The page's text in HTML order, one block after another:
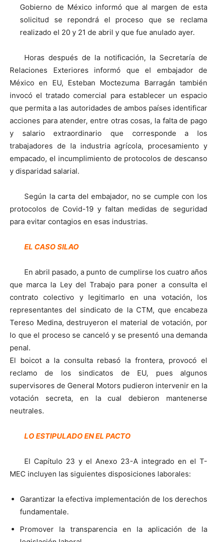
Gobierno de México informó que al margen de esta
solicitud se repondrá el proceso que se reclama
realizado el 20 y 21 de abril y que fue anulado ayer.
Horas después de la notificación, la Secretaría de
Relaciones Exteriores informó que el embajador de
México en EU, Esteban Moctezuma Barragán también
invocó el tratado comercial para establecer un espacio
que permita a las autoridades de ambos países identificar
acciones para atender, entre otras cosas, la falta de pago
y salario extraordinario que corresponde a los
trabajadores de la industria agrícola, procesamiento y
empacado, el incumplimiento de protocolos de descanso
y disparidad salarial.
Según la carta del embajador, no se cumple con los
protocolos de Covid-19 y faltan medidas de seguridad
para evitar contagios en esas industrias.
EL CASO SILAO
En abril pasado, a punto de cumplirse los cuatro años
que marca la Ley del Trabajo para poner a consulta el
contrato colectivo y legitimarlo en una votación, los
representantes del sindicato de la CTM, que encabeza
Tereso Medina, destruyeron el material de votación, por
lo que el proceso se canceló y se presentó una demanda
penal.
El boicot a la consulta rebasó la frontera, provocó el
reclamo de los sindicatos de EU, pues algunos
supervisores de General Motors pudieron intervenir en la
votación secreta, en la cual debieron mantenerse
neutrales.
LO ESTIPULADO EN EL PACTO
El Capítulo 23 y el Anexo 23-A integrado en el T-
MEC incluyen las siguientes disposiciones laborales:
Garantizar la efectiva implementación de los derechos
fundamentale.
Promover la transparencia en la aplicación de la